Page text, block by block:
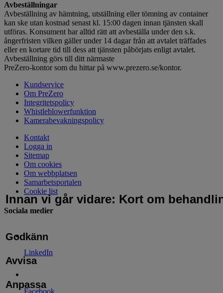
Innan vi går vidare: Kort om
Anpassa
Avvisa
Godkänn
Avbeställningar
Avbeställning av hämtning, utställning eller tömning av container
kan ske utan kostnad senast kl. 15:00 dagen innan tjänsten skall
utföras. Konsument har alltid rätt att avbeställa under den s.k.
ångerfristen vilken gäller under 14 dagar från att avtalet träffades
eller en kortare tid till dess att tjänsten påbörjats enligt avtalet.
Avbeställning görs till ditt närmaste
PreZero-kontor som du hittar på www.prezero.se/kontor.
Kundservice
Om PreZero
Integritetspolicy
Whistleblowerfunktion
Kamerabevakningspolicy
Kontakt
Logga in
Sitemap
Om cookies
Om webbplatsen
Samarbetsportalen
Cookie list
Sociala medier
LinkedIn
Facebook